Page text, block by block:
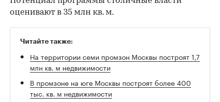
оценивают в 35 млн кв. м.
Читайте также:
На территории семи промзон Москвы построят 1,7
млн кв. м недвижимости
В промзоне на юге Москвы построят более 400
тыс. кв. м недвижимости